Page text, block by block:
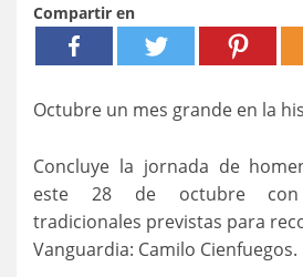
Compartir en
Octubre un mes grande en la
Concluye la jornada de
este 28 de octubre con
tradicionales previstas para
Vanguardia: Camilo Cienfuegos.